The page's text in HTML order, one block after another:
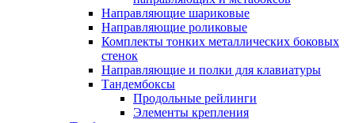
Направляющие шариковые
Направляющие роликовые
Комплекты тонких металлических боковых
стенок
Направляющие и полки для клавиатуры
Тандембоксы
Продольные рейлинги
Элементы крепления